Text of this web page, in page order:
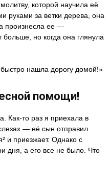
которой научила её
руками за ветки дерева, она
произнесла ее —
но когда она глянула
нашла дорогу домой!»
помощи!
Как-то раз я приехала в
— её сын отправил
и приезжает. Однако с
дня, а его все не было. Что